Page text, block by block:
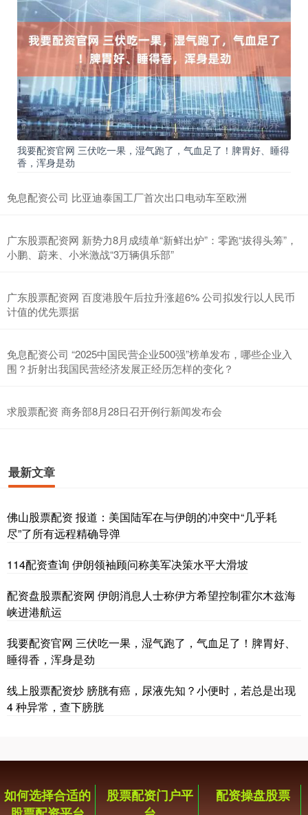
我要配资官网 三伏吃一果，湿气跑了，气血足了！脾胃好、睡得
香，浑身是劲
免息配资公司 比亚迪泰国工厂首次出口电动车至欧洲
广东股票配资网 新势力8月成绩单“新鲜出炉”：零跑“拔得头筹”，
小鹏、蔚来、小米激战“3万辆俱乐部”
广东股票配资网 百度港股午后拉升涨超6% 公司拟发行以人民币
计值的优先票据
免息配资公司 “2025中国民营企业500强”榜单发布，哪些企业入
围？折射出我国民营经济发展正经历怎样的变化？
求股票配资 商务部8月28日召开例行新闻发布会
最新文章
佛山股票配资 报道：美国陆军在与伊朗的冲突中“几乎耗
尽”了所有远程精确导弹
114配资查询 伊朗领袖顾问称美军决策水平大滑坡
配资盘股票配资网 伊朗消息人士称伊方希望控制霍尔木兹海
峡进港航运
我要配资官网 三伏吃一果，湿气跑了，气血足了！脾胃好、
睡得香，浑身是劲
线上股票配资炒 膀胱有癌，尿液先知？小便时，若总是出现
4 种异常，查下膀胱
如何选择合适的
股票配资门户平
配资操盘股票